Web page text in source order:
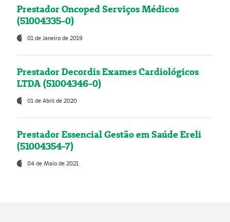
Prestador Oncoped Serviços Médicos
(51004335-0)
01 de Janeiro de 2019
Prestador Decordis Exames Cardiológicos
LTDA (51004346-0)
01 de Abril de 2020
Prestador Essencial Gestão em Saúde Ereli
(51004354-7)
04 de Maio de 2021